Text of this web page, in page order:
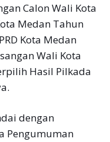
Calon Wali Kota
Medan Tahun
Kota Medan
Wali Kota
Hasil Pilkada
dengan
Pengumuman